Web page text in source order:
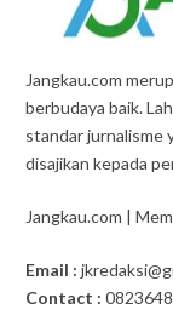
Jangkau.com
berbudaya baik.
standar jurnalisme
disajikan kepada
Jangkau.com |
Email :
Contact :